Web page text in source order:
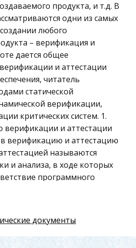
право
Спорт, Здоровье
частное право
продукта, и т.д. В
одни из самых
любого
– верификация и
дается общее
и аттестации
читатель
статической
верификации,
критических систем. 1.
верификации и аттестации
верификацию и аттестацию
называются
и анализа, в ходе которых
программного
охватывают весь
начинаются на этапе
документы